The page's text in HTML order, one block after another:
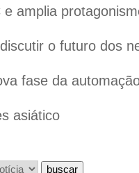
amplia
o futuro dos
fase da
asiático